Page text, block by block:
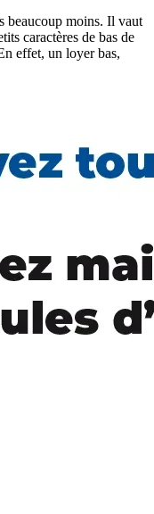
beaucoup moins. Il vaut
caractères de bas de
effet, un loyer bas,